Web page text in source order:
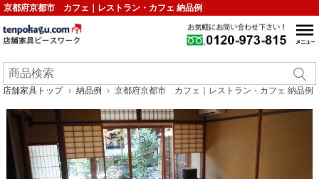
京都府京都市 カフェ｜レストラン・カフェ 納品例
店舗家具トップ 納品例 京都府京都市 カフェ｜レストラン・カフェ 納品例